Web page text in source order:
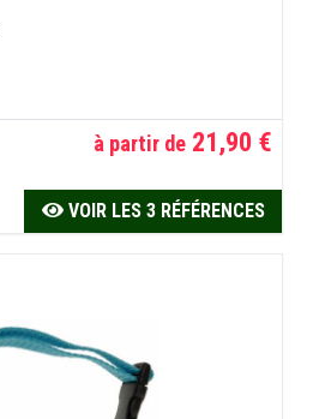
à partir de 21,90 €
VOIR LES 3 RÉFÉRENCES